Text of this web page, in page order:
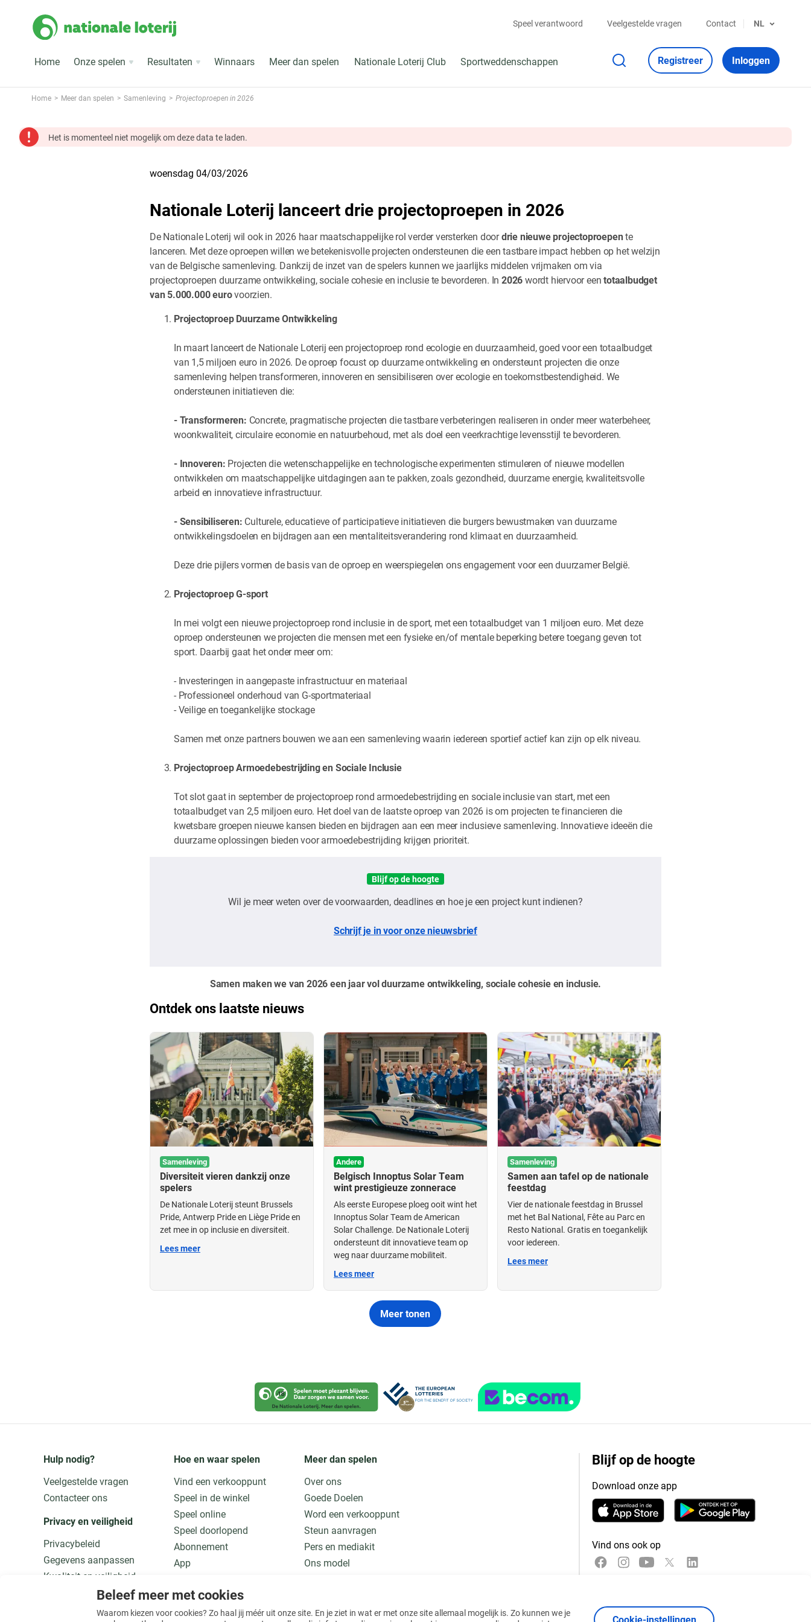
Speel verantwoord Veelgestelde vragen Contact NL
Home Onze spelen Resultaten Winnaars Meer dan spelen Nationale Loterij Club Sportweddenschappen Registreer Inloggen
Home Meer dan spelen Samenleving Projectoproepen in 2026
Het is momenteel niet mogelijk om deze data te laden.
woensdag 04/03/2026
Nationale Loterij lanceert drie projectoproepen in 2026
De Nationale Loterij wil ook in 2026 haar maatschappelijke rol verder versterken doordrie nieuwe projectoproepente
lanceren. Met deze oproepen willen we betekenisvolle projecten ondersteunen die een tastbare impact hebben op het welzijn
van de Belgische samenleving. Dankzij de inzet van de spelers kunnen we jaarlijks middelen vrijmaken om via
projectoproepen duurzame ontwikkeling, sociale cohesie en inclusie te bevorderen. In 2026wordt hiervoor eentotaalbudget
van 5.000.000 eurovoorzien.
Projectoproep Duurzame Ontwikkeling
In maart lanceert de Nationale Loterij een projectoproep rond ecologie en duurzaamheid, goed voor een totaalbudget
van 1,5 miljoen euro in 2026. De oproep focust op duurzame ontwikkeling en ondersteunt projecten die onze
samenleving helpen transformeren, innoveren en sensibiliseren over ecologie en toekomstbestendigheid. We
ondersteunen initiatieven die:
- Transformeren: Concrete, pragmatische projecten die tastbare verbeteringen realiseren in onder meer waterbeheer,
woonkwaliteit, circulaire economie en natuurbehoud, met als doel een veerkrachtige levensstijl te bevorderen.
- Innoveren: Projecten die wetenschappelijke en technologische experimenten stimuleren of nieuwe modellen
ontwikkelen om maatschappelijke uitdagingen aan te pakken, zoals gezondheid, duurzame energie, kwaliteitsvolle
arbeid en innovatieve infrastructuur.
- Sensibiliseren: Culturele, educatieve of participatieve initiatieven die burgers bewustmaken van duurzame
ontwikkelingsdoelen en bijdragen aan een mentaliteitsverandering rond klimaat en duurzaamheid.
Deze drie pijlers vormen de basis van de oproep en weerspiegelen ons engagement voor een duurzamer België.
Projectoproep G-sport
In mei volgt een nieuwe projectoproep rond inclusie in de sport, met een totaalbudget van 1 miljoen euro. Met deze
oproep ondersteunen we projecten die mensen met een fysieke en/of mentale beperking betere toegang geven tot
sport. Daarbij gaat het onder meer om:
- Investeringen in aangepaste infrastructuur en materiaal
- Professioneel onderhoud van G-sportmateriaal
- Veilige en toegankelijke stockage
Samen met onze partners bouwen we aan een samenleving waarin iedereen sportief actief kan zijn op elk niveau.
Projectoproep Armoedebestrijding en Sociale Inclusie
Tot slot gaat in september de projectoproep rond armoedebestrijding en sociale inclusie van start, met een
totaalbudget van 2,5 miljoen euro. Het doel van de laatste oproep van 2026 is om projecten te financieren die
kwetsbare groepen nieuwe kansen bieden en bijdragen aan een meer inclusieve samenleving. Innovatieve ideeën die
duurzame oplossingen bieden voor armoedebestrijding krijgen prioriteit.
Blijf op de hoogte
Wil je meer weten over de voorwaarden, deadlines en hoe je een project kunt indienen?
Schrijf je in voor onze nieuwsbrief
Samen maken we van 2026 een jaar vol duurzame ontwikkeling, sociale cohesie en inclusie.
Ontdek ons laatste nieuws
Samenleving
Diversiteit vieren dankzij onze
spelers
De Nationale Loterij steunt Brussels
Pride, Antwerp Pride en Liège Pride en
zet mee in op inclusie en diversiteit.
Lees meer
Andere
Belgisch Innoptus Solar Team
wint prestigieuze zonnerace
Als eerste Europese ploeg ooit wint het
Innoptus Solar Team de American
Solar Challenge. De Nationale Loterij
ondersteunt dit innovatieve team op
weg naar duurzame mobiliteit.
Lees meer
Samenleving
Samen aan tafel op de nationale
feestdag
Vier de nationale feestdag in Brussel
met het Bal National, Fête au Parc en
Resto National. Gratis en toegankelijk
voor iedereen.
Lees meer
Meer tonen
Beleef meer met cookies
Waarom kiezen voor cookies? Zo haal jij méér uit onze site. En je ziet in wat er met onze site allemaal mogelijk is. Zo kunnen we je
Cookie-instellingen
Hulp nodig?
Veelgestelde vragen
Contacteer ons
Privacy en veiligheid
Privacybeleid
Gegevens aanpassen
Kwaliteit en veiligheid
Hoe en waar spelen
Vind een verkooppunt
Speel in de winkel
Speel online
Speel doorlopend
Abonnement
App
Meer weten
Meer dan spelen
Over ons
Goede Doelen
Word een verkooppunt
Steun aanvragen
Pers en mediakit
Ons model
Meer weten
Blijf op de hoogte
Download onze app
Vind ons ook op